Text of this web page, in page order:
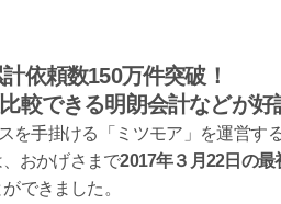
依頼数150万件突破！
較できる明朗会計などが好
を手掛ける「ミツモア」を運営す
おかげさまで2017年３月22日の
できました。